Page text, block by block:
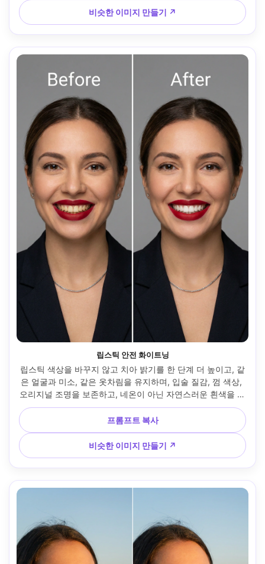
비슷한 이미지 만들기 ↗
립스틱 안전 화이트닝
립스틱 색상을 바꾸지 않고 치아 밝기를 한 단계 더 높이고, 같
은 얼굴과 미소, 같은 옷차림을 유지하며, 입술 질감, 껌 색상,
오리지널 조명을 보존하고, 네온이 아닌 자연스러운 흰색을 목
표로 합니다 --ar 4:5
프롬프트 복사
비슷한 이미지 만들기 ↗